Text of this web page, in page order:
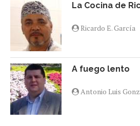
La Cocina de
Ricardo E. García
A fuego lento
Antonio Luis